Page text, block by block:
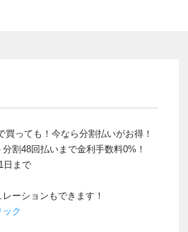
買っても！今なら分割払いがお得！
割48回払いまで金利手数料0%！
日まで
ーションもできます！
ック